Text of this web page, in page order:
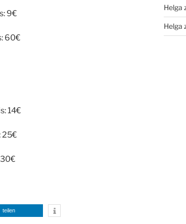
9€
60€
14€
25€
teilen
Helga
Helga